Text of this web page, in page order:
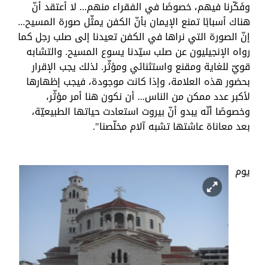
وفَكّرنا فيهم، خصوصًا في الفقراء منهم... لا أعتقد أنّ
هناك أسبابًا تمنع الإيمان بأنّ الكفن يمثّل صورة المسيح...
إنّ الصورة التي نراها في الكفن تعيدنا إلى صلب رجل كما
رواه الإنجيليون عن صلب سيّدنا يسوع المسيح. والتشابه
قويّ للغاية ومقنع واستثنائي ومؤثّر. لذلك يجب الإقرار
بحضور هذه العلامة، وإذا كانت موجودة، فيجب إظهارها
لأكبر عدد ممكن من الناس... أن نكون هنا أمر مؤثّر،
وخصوصًا أنّه يبدو أنّ بيروت استعادت حياتها الطبيعيّة،
بعد معاناة عاشتها تشبه آلام مخلّصنا".
يوم